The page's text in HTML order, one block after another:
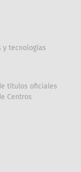
y tecnologías
títulos oficiales
Centros